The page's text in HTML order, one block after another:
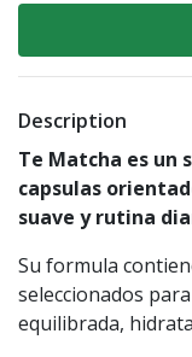
Description
Te Matcha es un
capsulas
suave y rutina
Su formula
seleccionados
equilibrada,